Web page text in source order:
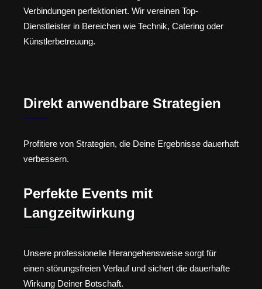
Verbindungen perfektioniert. Wir vereinen Top-
Dienstleister in Bereichen wie Technik, Catering oder
Künstlerbetreuung.
Direkt anwendbare Strategien
Profitiere von Strategien, die Deine Ergebnisse dauerhaft
verbessern.
Perfekte Events mit
Langzeitwirkung
Unsere professionelle Herangehensweise sorgt für
einen störungsfreien Verlauf und sichert die dauerhafte
Wirkung Deiner Botschaft.